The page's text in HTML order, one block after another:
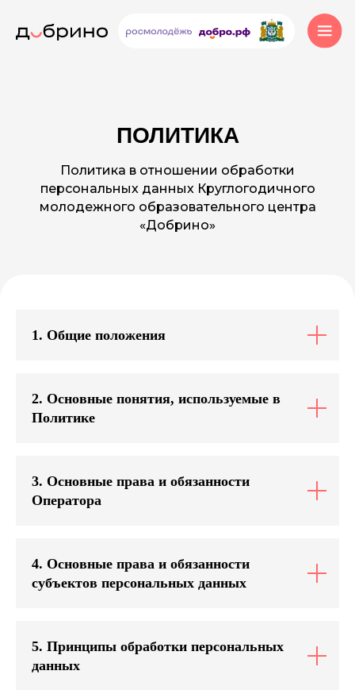
ПОЛИТИКА
Политика в отношении обработки
персональных данных Круглогодичного
молодежного образовательного центра
«Добрино»
1. Общие положения
2. Основные понятия, используемые в
Политике
3. Основные права и обязанности
Оператора
4. Основные права и обязанности
субъектов персональных данных
5. Принципы обработки персональных
данных